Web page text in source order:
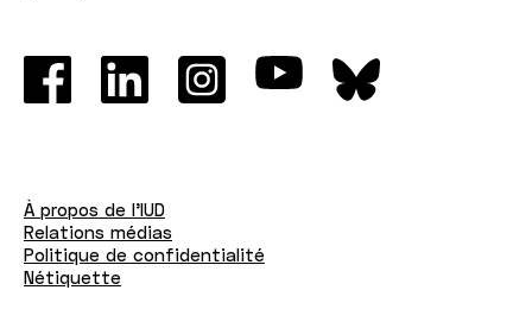
À propos de l'IUD
Relations médias
Politique de confidentialité
Nétiquette